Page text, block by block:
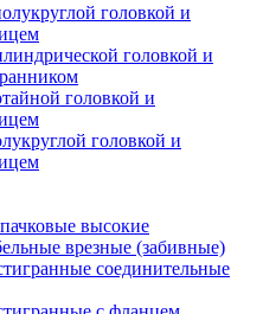
головкой и
головкой и
головкой и
головкой и
высокие
врезные (забивные)
соединительные